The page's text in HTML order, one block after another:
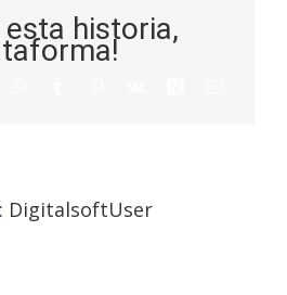
esta historia,
DigitalsoftUser